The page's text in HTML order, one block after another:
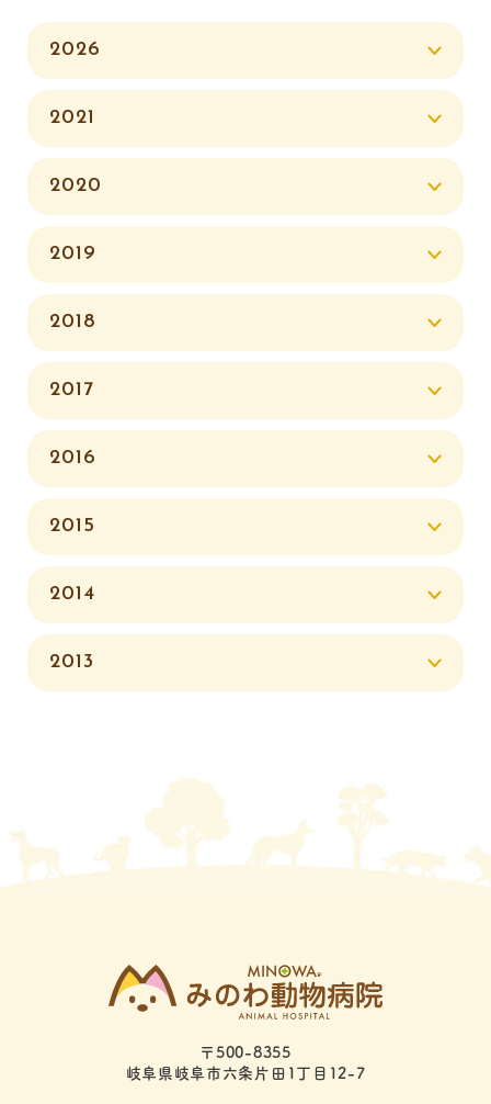
2026
2021
2020
2019
2018
2017
2016
2015
2014
2013
〒500-8355
岐阜県岐阜市六条片田1丁目12-7